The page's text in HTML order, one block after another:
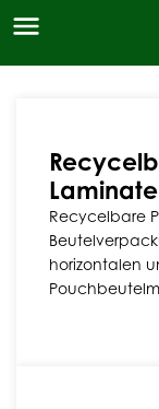
Laminate
Recycelbare
horizontalen